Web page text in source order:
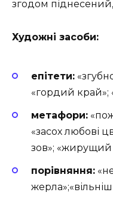
згодом
Художні засоби:
епітети:
«гордий край»;
метафори:
«засох любові
зов»; «жирущий
порівняння: